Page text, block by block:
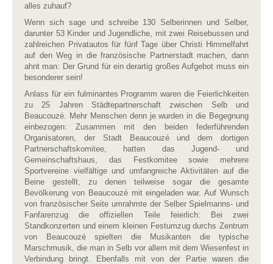
alles zuhauf?
Wenn sich sage und schreibe 130 Selberinnen und Selber,
darunter 53 Kinder und Jugendliche, mit zwei Reisebussen und
zahlreichen Privatautos für fünf Tage über Christi Himmelfahrt
auf den Weg in die französische Partnerstadt machen, dann
ahnt man: Der Grund für ein derartig großes Aufgebot muss ein
besonderer sein!
Anlass für ein fulminantes Programm waren die Feierlichkeiten
zu 25 Jahren Städtepartnerschaft zwischen Selb und
Beaucouzé. Mehr Menschen denn je wurden in die Begegnung
einbezogen: Zusammen mit den beiden federführenden
Organisatoren, der Stadt Beaucouzé und dem dortigen
Partnerschaftskomitee, hatten das Jugend- und
Gemeinschaftshaus, das Festkomitee sowie mehrere
Sportvereine vielfältige und umfangreiche Aktivitäten auf die
Beine gestellt, zu denen teilweise sogar die gesamte
Bevölkerung von Beaucouzé mit eingeladen war. Auf Wunsch
von französischer Seite umrahmte der Selber Spielmanns- und
Fanfarenzug die offiziellen Teile feierlich: Bei zwei
Standkonzerten und einem kleinen Festumzug durchs Zentrum
von Beaucouzé spielten die Musikanten die typische
Marschmusik, die man in Selb vor allem mit dem Wiesenfest in
Verbindung bringt. Ebenfalls mit von der Partie waren die